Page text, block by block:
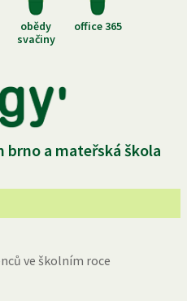
obědy
svačiny
office 365
a mateřská škola
ve školním roce